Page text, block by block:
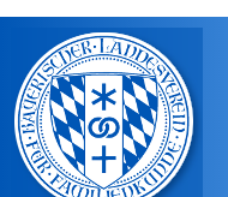
Direkt zum Inhalt